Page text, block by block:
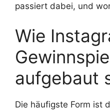
passiert dabei, und
Wie
aufgebaut
Die häufigste Form ist